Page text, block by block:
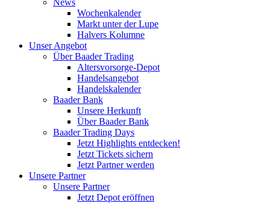
News
Wochenkalender
Markt unter der Lupe
Halvers Kolumne
Unser Angebot
Über Baader Trading
Altersvorsorge-Depot
Handelsangebot
Handelskalender
Baader Bank
Unsere Herkunft
Über Baader Bank
Baader Trading Days
Jetzt Highlights entdecken!
Jetzt Tickets sichern
Jetzt Partner werden
Unsere Partner
Unsere Partner
Jetzt Depot eröffnen